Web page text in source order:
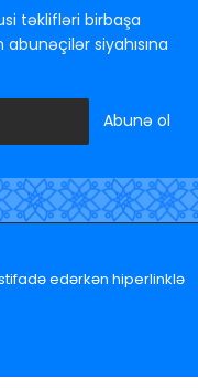
təklifləri birbaşa
siyahısına
Abunə ol
edərkən hiperlinklə